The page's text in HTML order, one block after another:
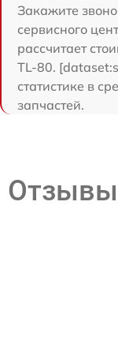
Закажите
сервисного
рассчитает
TL-80.
статистике в
запчастей.